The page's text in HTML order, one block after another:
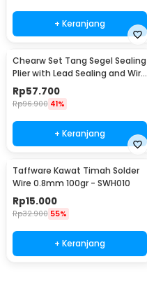
+ Keranjang
Chearw Set Tang Segel Sealing
Plier with Lead Sealing and Wire
- CW01
Rp57.700
Rp96.900 41%
+ Keranjang
Taffware Kawat Timah Solder
Wire 0.8mm 100gr - SWH010
Rp15.000
Rp32.900 55%
+ Keranjang